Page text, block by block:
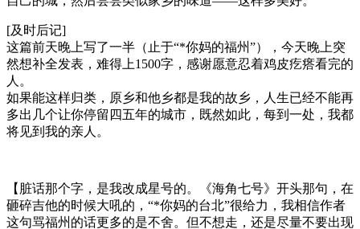
[及时后记]
这篇前天晚上写了一半（止于“*你妈的福州”），今天晚上突
然想补全发表，难得上1500字，感谢愿意忍着鸡皮疙瘩看完的
人。
如果能这样归类，原乡和他乡都是我的故乡，人生已经不能再
多出几个让你停留四五年的城市，既然如此，每到一处，我都
将见到我的亲人。
【脏话那个字，是我改成星号的。《海角七号》开头那句，在
砸碎吉他的时候大吼的，“*你妈的台北”很给力，我相信作者
这句骂福州的话更多的是不舍。但不想走，还是尽量不要出现